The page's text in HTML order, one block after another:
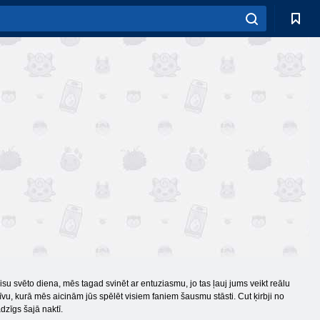
svēto diena, mēs tagad svinēt ar entuziasmu, jo tas ļauj jums veikt reālu
kurā mēs aicinām jūs spēlēt visiem faniem šausmu stāsti. Cut ķirbji no
šajā naktī.